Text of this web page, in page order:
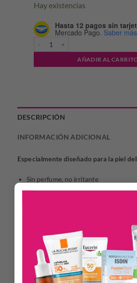
$32.103,28.
Hay existencias
Hasta 12 pagos sin
Mercado Pago. Saber más
AÑADIR AL
DESCRIPCIÓN
INFORMACIÓN ADICIONAL
Especialmente diseñado para la piel
Sin perfume, no irritante
Ingredientes principales:
Vitamina E: efecto antioxidante y
Alantoína: acción queratolítica y
Combinación de filtros solares,